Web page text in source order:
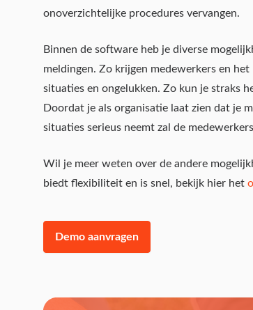
onoverzichtelijke procedures vervangen.
Binnen de software heb je diverse
meldingen. Zo krijgen medewerkers en
situaties en ongelukken. Zo kun je straks
Doordat je als organisatie laat zien dat je
situaties serieus neemt zal de
Wil je meer weten over de andere
biedt flexibiliteit en is snel, bekijk hier het
Demo aanvragen